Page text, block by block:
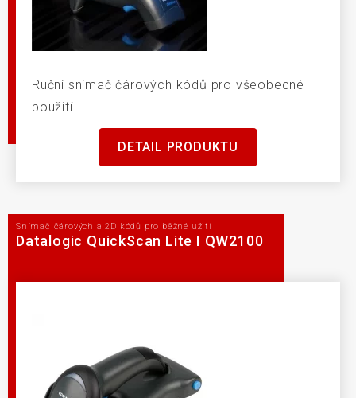
Ruční snímač čárových kódů pro všeobecné
použití.
DETAIL PRODUKTU
Snímač čárových a 2D kódů pro běžné užití
Datalogic QuickScan Lite I QW2100